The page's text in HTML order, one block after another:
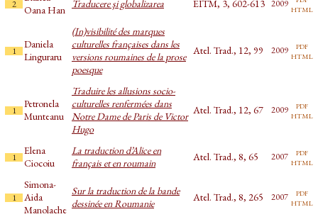
2
Oana Han
Traducere şi globalizarea EITM, 3, 602-613 2009 html
1
Daniela
Linguraru
(In)visibilité des marques
culturelles françaises dans les
versions roumaines de la prose
poesque
Atel. Trad., 12, 99 2009 pdf
html
1
Petronela
Munteanu
Traduire les allusions socio-
culturelles renfermées dans
Notre Dame de Paris de Victor
Hugo
Atel. Trad., 12, 67 2009 pdf
html
1
Elena
Ciocoiu
La traduction d’Alice en
français et en roumain
Atel. Trad., 8, 65 2007 pdf
html
1
Simona-
Aida
Manolache
Sur la traduction de la bande
dessinée en Roumanie
Atel. Trad., 8, 265 2007 pdf
html